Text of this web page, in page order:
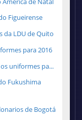
Figueirense
da LDU de Quito
para 2016
uniformes pa...
Fukushima
de Bogotá